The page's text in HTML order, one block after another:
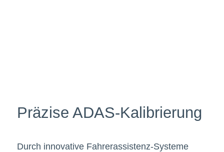
Präzise ADAS-Kalibrierung
Durch innovative Fahrerassistenz-Systeme